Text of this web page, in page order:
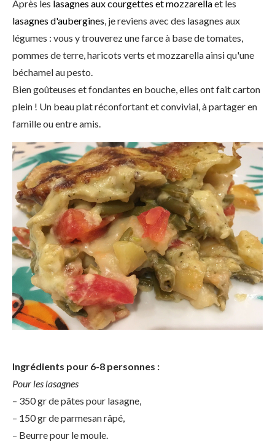
Après les lasagnes aux courgettes et mozzarellaet les
lasagnes d'aubergines, je reviens avec des lasagnes aux
légumes : vous y trouverez une farce à base de tomates,
pommes de terre, haricots verts et mozzarella ainsi qu'une
béchamel au pesto.
Bien goûteuses et fondantes en bouche, elles ont fait carton
plein ! Un beau plat réconfortant et convivial, à partager en
famille ou entre amis.
Ingrédients pour 6-8 personnes :
Pour les lasagnes
– 350 gr de pâtes pour lasagne,
– 150 gr de parmesan râpé,
– Beurre pour le moule.